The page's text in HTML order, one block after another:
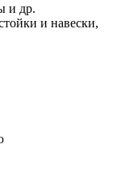
и др.
и навески,